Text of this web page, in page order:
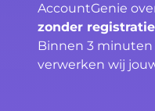
AccountGenie
zonder
Binnen 3 minuten
verwerken wij